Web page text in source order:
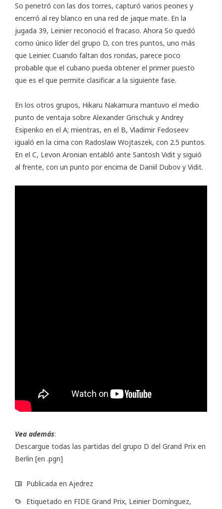
So penetró con las dos torres, capturó varios peones y
encerró al rey blanco en una red de jaque mate. En la
jugada 39, Leinier reconoció el fracaso. Ahora So quedó
como único líder del grupo D, con tres puntos, uno más
que Leinier. Cuando faltan dos rondas, parece poco
probable que el cubano pueda obtener el primer puesto
que es el que permite clasificar a la siguiente fase.
En los otros grupos, Hikaru Nakamura mantuvo el medio
punto de ventaja sobre Alexander Grischuk y Andrey
Esipenko en el A; mientras, en el B, Vladimir Fedoseev
igualó en la cima con Radoslaw Wojtaszek, con 2.5 puntos.
En el C, Levon Aronian entabló ante Santosh Vidit y siguió
al frente, con un punto por encima de Daniil Dubov y Vidit.
Vea además:
Descargue todas las partidas del grupo D del Grand Prix en
Berlin [en .pgn]
Publicada en Ajedrez
Etiquetado en FIDE Grand Prix, Leinier Domínguez,